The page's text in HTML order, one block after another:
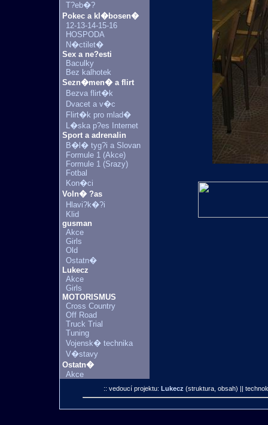
T?eb�?
Pokec a kl�bosen�
12-13-14-15-16
HOSPODA
N�ctilet�
Sex a ne?esti
Baculky
Bez kalhotek
Sezn�men� a flirt
Bezva flirt�k
Dvacet a v�c
Flirt�k pro mlad�
L�ska p?es Internet
Sport a adrenalin
B�l� tyg?i a Slovan
Formule 1 (Akce)
Formule 1 (Srazy)
Fotbal
Kon�ci
Voln� ?as
Hlavi?k�?i
Klid
gusman
Akce
Girls
Old
Ostatn�
Lukecz
Akce
Girls
MOTORISMUS
Cross Country
Off Road
Truck Trial
Tuning
Vojensk� technika
V�stavy
Ostatn�
Akce
:: vedoucí projektu: Lukecz (struktura, obsah) ||